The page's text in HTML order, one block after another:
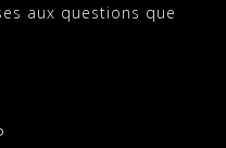
aux questions que